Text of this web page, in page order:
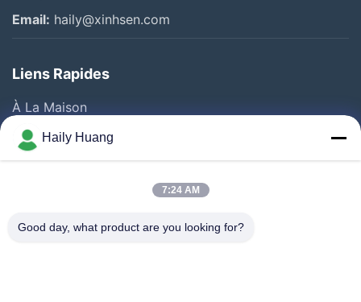
Email: haily@xinhsen.com
Liens Rapides
À La Maison
Produits
Vidéos
Visite D'usine
Haily Huang
7:24 AM
Good day, what product are you looking for?